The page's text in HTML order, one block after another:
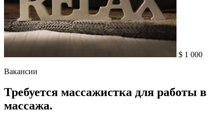
$ 1 000
Вакансии
Требуется массажистка для работы в
массажа.